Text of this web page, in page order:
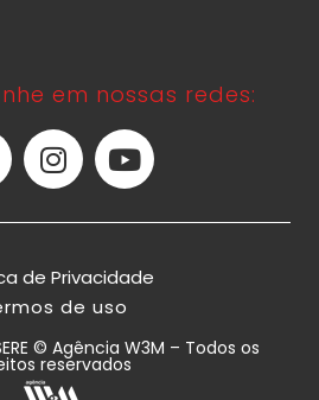
em nossas redes:
de Privacidade
de uso
© Agência W3M – Todos os
reservados